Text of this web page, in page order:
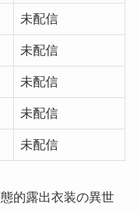
未配信
未配信
未配信
未配信
未配信
的露出衣装の異世